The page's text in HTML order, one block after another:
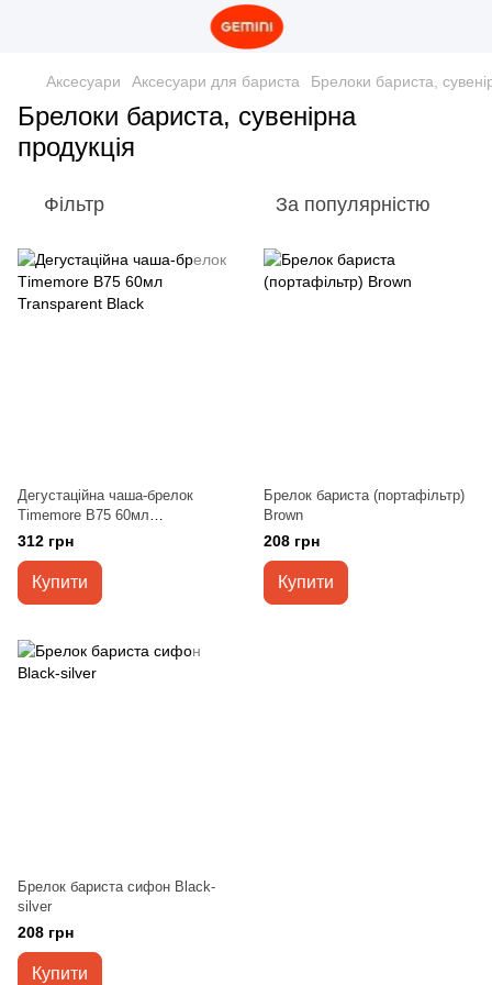
Аксесуари Аксесуари для бариста Брелоки бариста,
Брелоки бариста, сувенірна
продукція
Фільтр За популярністю
Дегустаційна чаша-брелок
Тimemore B75 60мл
Transparent Black
312 грн
Купити
Брелок бариста (портафільтр)
Brown
208 грн
Купити
Брелок бариста сифон Black-
silver
208 грн
Купити